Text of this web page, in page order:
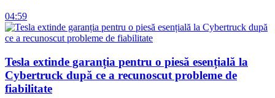
04:59
Tesla extinde garanția pentru o piesă esențială la
Cybertruck după ce a recunoscut probleme de
fiabilitate